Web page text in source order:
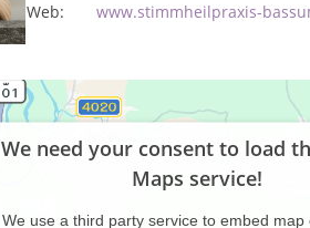
Web:
www.stimmheilpraxis-
We need your consent to load
Maps service!
We use a third party service to embed map